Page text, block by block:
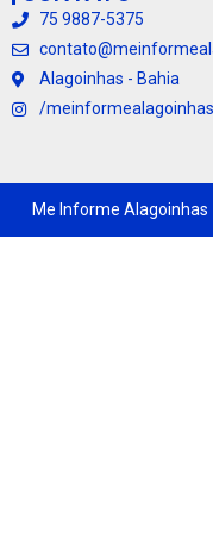
75 9887-5375
Alagoinhas - Bahia
/meinformealagoinhas
Me Informe Alagoinhas